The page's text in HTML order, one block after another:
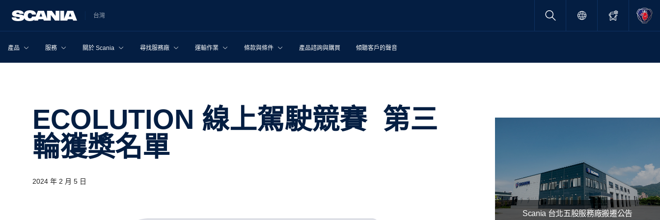
台灣
產品 服務 關於 Scania 尋找服務廠 運輸作業 條款與條件 產品諮詢與購買 傾聽客戶的聲音
ECOLUTION 線上駕駛競賽 第三
輪獲獎名單
2024 年 2 月 5 日
Scania 台北五股服務廠搬遷公告